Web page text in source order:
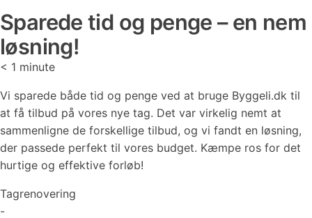
Sparede tid og penge – en nem
løsning!
< 1 minute
Vi sparede både tid og penge ved at bruge Byggeli.dk til
at få tilbud på vores nye tag. Det var virkelig nemt at
sammenligne de forskellige tilbud, og vi fandt en løsning,
der passede perfekt til vores budget. Kæmpe ros for det
hurtige og effektive forløb!
Tagrenovering
-